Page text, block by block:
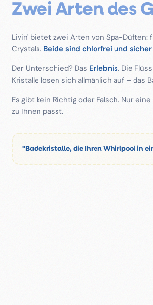
Zwei Arten des
Livin' bietet zwei Arten von Spa-Düften:
Crystals. Beide sind chlorfrei und sicher
Der Unterschied? Das Erlebnis. Die
Kristalle lösen sich allmählich auf – das
Es gibt kein Richtig oder Falsch. Nur
zu Ihnen passt.
"Badekristalle, die Ihren Whirlpool in